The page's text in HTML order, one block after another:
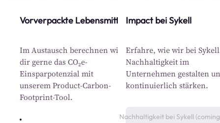
Vorverpackte Lebensmittel
Im Austausch berechnen wir
dir gerne das CO₂e-
Einsparpotenzial mit
unserem Product-Carbon-
Footprint-Tool.
Impact bei Sykell
Erfahre, wie wir bei Sykell
Nachhaltigkeit im
Unternehmen gestalten
kontinuierlich stärken.
Nachhaltigkeit bei Sykell